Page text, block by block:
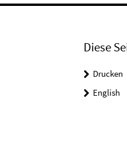
Diese
Drucken
English